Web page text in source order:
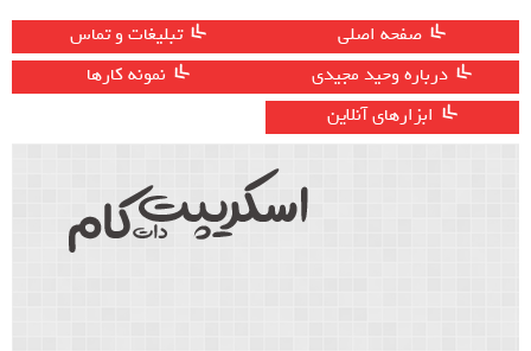
صفحه اصلی
تبلیغات و تماس
درباره وحید مجیدی
نمونه کارها
ابزارهای آنلاین